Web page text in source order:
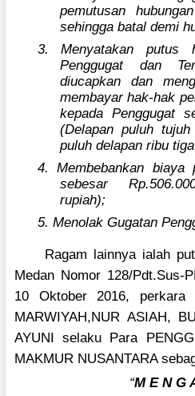
pemutusan
sehingga batal demi
3. Menyatakan putus
Penggugat dan
diucapkan dan
membayar hak-hak
kepada Penggugat
(Delapan puluh
puluh delapan ribu
4. Membebankan biaya
sebesar
rupiah);
5. Menolak Gugatan
Ragam lainnya ialah
Medan Nomor 128/Pdt.Sus-
10 Oktober 2016, perkara
MARWIYAH,NUR ASIAH,
AYUNI selaku Para
MAKMUR NUSANTARA
“M E N G